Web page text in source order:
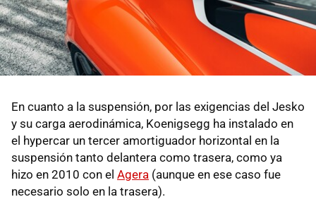
En cuanto a la suspensión, por las exigencias del Jesko
y su carga aerodinámica, Koenigsegg ha instalado en
el hypercar un tercer amortiguador horizontal en la
suspensión tanto delantera como trasera, como ya
hizo en 2010 con el Agera (aunque en ese caso fue
necesario solo en la trasera).